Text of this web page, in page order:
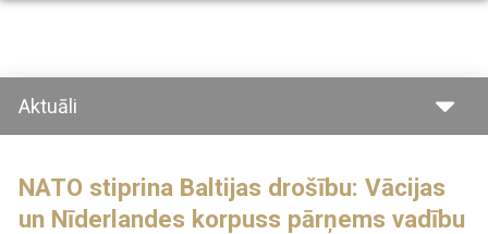
Pārlekt
saturu
Aktuāli
NATO stiprina Baltijas drošību: Vācijas
un Nīderlandes korpuss pārņems vadību